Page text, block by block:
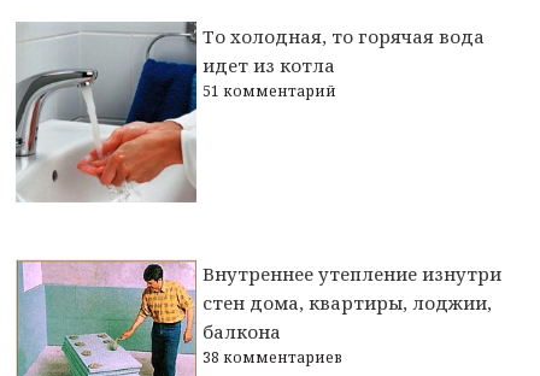
То холодная, то горячая вода
идет из котла
51 комментарий
Внутреннее утепление изнутри
стен дома, квартиры, лоджии,
балкона
38 комментариев